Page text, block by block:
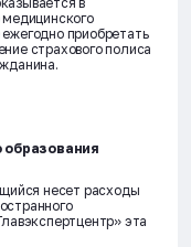
медицинского
приобретать
страхового полиса
образования
несет расходы
эта